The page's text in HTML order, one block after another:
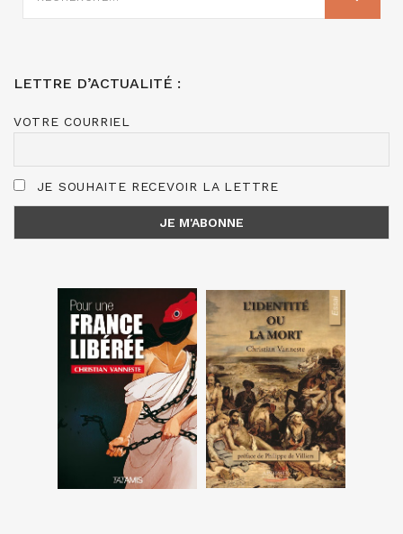
LETTRE D’ACTUALITÉ :
VOTRE COURRIEL
JE SOUHAITE RECEVOIR LA LETTRE